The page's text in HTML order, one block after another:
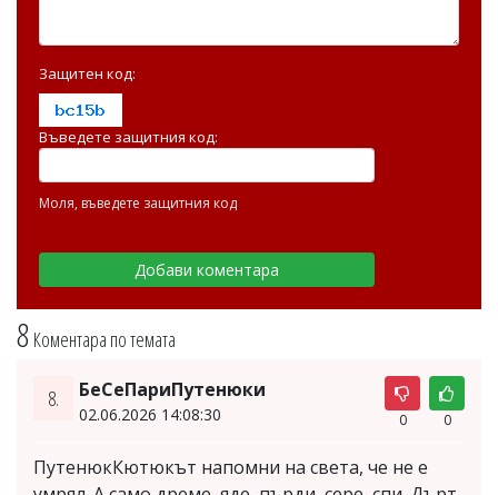
8 Коментара по темата
8. БеСеПариПутенюки
02.06.2026 14:08:30 0 0
ПутенюкКютюкът напомни на света, че не е
Защитен код:
Въведете защитния код:
Моля, въведете защитния код